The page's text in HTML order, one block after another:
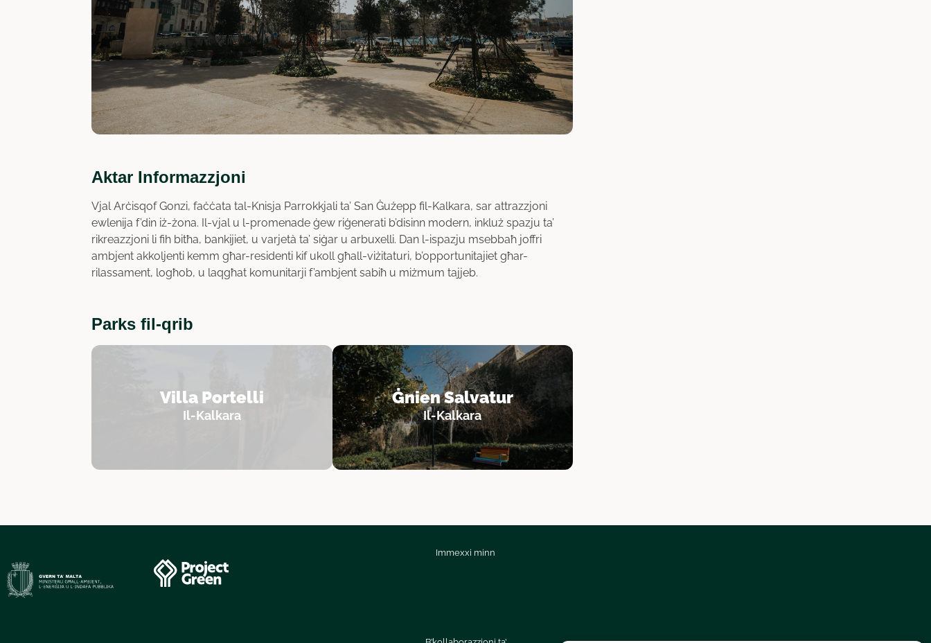
Aktar Informazzjoni
Vjal Arċisqof Gonzi, faċċata tal-Knisja Parrokkjali ta’ San Ġużepp fil-Kalkara, sar attrazzjoni
ewlenija f’din iż-żona. Il-vjal u l-promenade ġew riġenerati b’disinn modern, inkluż spazju ta’
rikreazzjoni li fih bitħa, bankijiet, u varjetà ta’ siġar u arbuxelli. Dan l-ispazju msebbaħ joffri
ambjent akkoljenti kemm għar-residenti kif ukoll għall-viżitaturi, b’opportunitajiet għar-
rilassament, logħob, u laqgħat komunitarji f’ambjent sabiħ u miżmum tajjeb.
Parks fil-qrib
Villa Portelli
Il-Kalkara
Ġnien Salvatur
Il-Kalkara
Immexxi minn